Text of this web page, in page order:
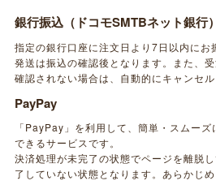
銀行振込（ドコモSMTBネット銀行）
指定の銀行口座に注文日より7日以内にお
発送は振込の確認後となります。また、
確認されない場合は、自動的にキャンセル
PayPay
「PayPay」を利用して、簡単・スムー
できるサービスです。
決済処理が未完了の状態でページを離脱
了していない状態となります。あらかじめ